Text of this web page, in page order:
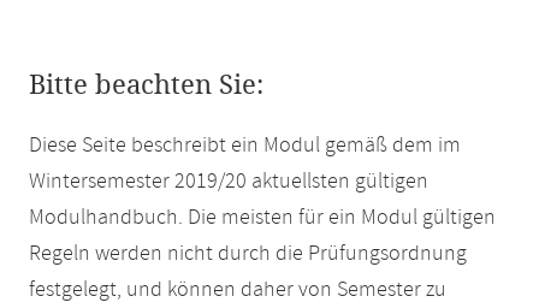
Bitte beachten Sie:
Diese Seite beschreibt ein Modul gemäß dem im
Wintersemester 2019/20 aktuellsten gültigen
Modulhandbuch. Die meisten für ein Modul gültigen
Regeln werden nicht durch die Prüfungsordnung
festgelegt, und können daher von Semester zu